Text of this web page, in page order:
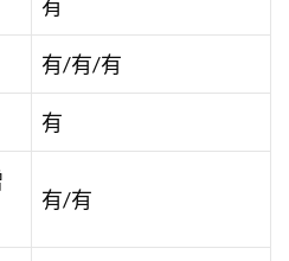
有
有/有/有
有
有/有